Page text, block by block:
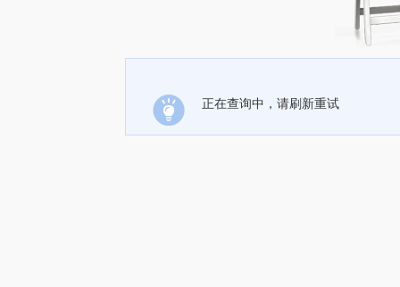
正在查询中，请刷新重试